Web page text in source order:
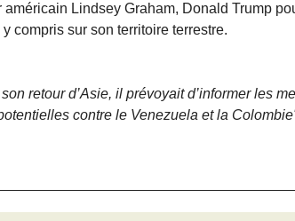
Lindsey Graham, Donald Trump
compris sur son territoire terrestre.
retour d’Asie, il prévoyait d’informer les
contre le Venezuela et la